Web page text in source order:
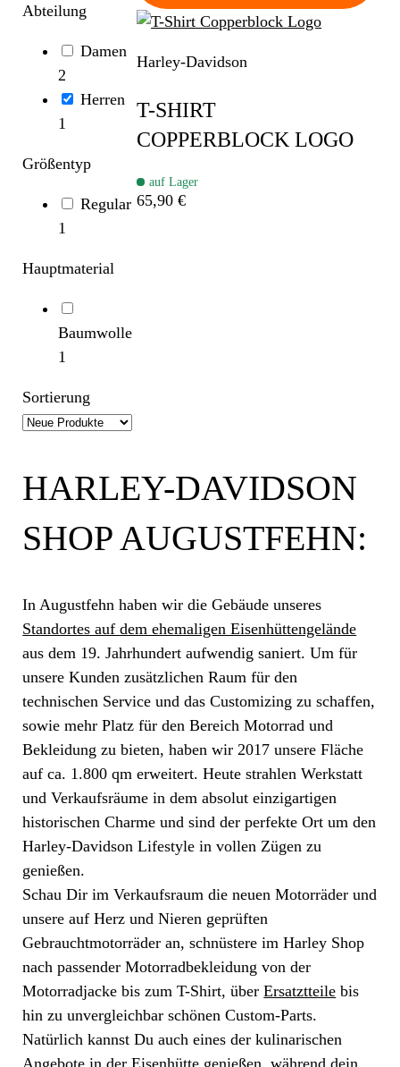
Abteilung
Damen
2
Herren
1
Größentyp
Regular
1
Hauptmaterial
Baumwolle
1
Sortierung
Harley-Davidson
T-SHIRT
COPPERBLOCK LOGO
auf Lager
65,90 €
HARLEY-DAVIDSON
SHOP AUGUSTFEHN:
In Augustfehn haben wir die Gebäude unseres
Standortes auf dem ehemaligen Eisenhüttengelände
aus dem 19. Jahrhundert aufwendig saniert. Um für
unsere Kunden zusätzlichen Raum für den
technischen Service und das Customizing zu schaffen,
sowie mehr Platz für den Bereich Motorrad und
Bekleidung zu bieten, haben wir 2017 unsere Fläche
auf ca. 1.800 qm erweitert. Heute strahlen Werkstatt
und Verkaufsräume in dem absolut einzigartigen
historischen Charme und sind der perfekte Ort um den
Harley-Davidson Lifestyle in vollen Zügen zu
genießen.
Schau Dir im Verkaufsraum die neuen Motorräder und
unsere auf Herz und Nieren geprüften
Gebrauchtmotorräder an, schnüstere im Harley Shop
nach passender Motorradbekleidung von der
Motorradjacke bis zum T-Shirt, überErsatztteile bis
hin zu unvergleichbar schönen Custom-Parts.
Natürlich kannst Du auch eines der kulinarischen